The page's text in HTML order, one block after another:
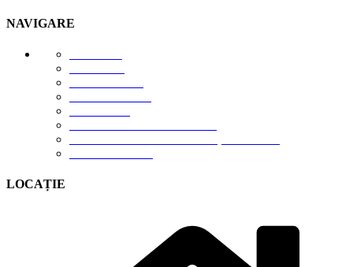
NAVIGARE
LOCAȚIE